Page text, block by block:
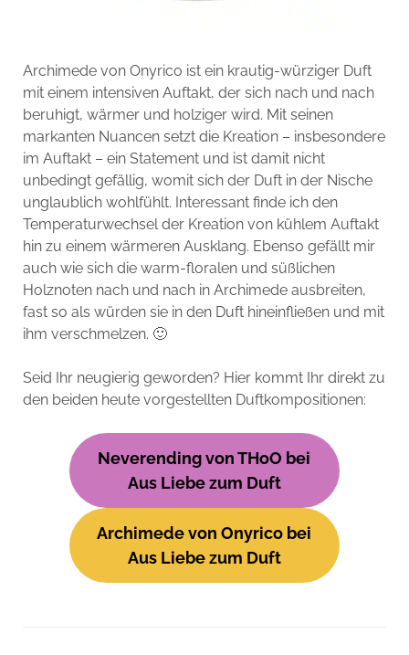
Archimede von Onyrico ist ein krautig-würziger Duft
mit einem intensiven Auftakt, der sich nach und nach
beruhigt, wärmer und holziger wird. Mit seinen
markanten Nuancen setzt die Kreation – insbesondere
im Auftakt – ein Statement und ist damit nicht
unbedingt gefällig, womit sich der Duft in der Nische
unglaublich wohlfühlt. Interessant finde ich den
Temperaturwechsel der Kreation von kühlem Auftakt
hin zu einem wärmeren Ausklang. Ebenso gefällt mir
auch wie sich die warm-floralen und süßlichen
Holznoten nach und nach in Archimede ausbreiten,
fast so als würden sie in den Duft hineinfließen und mit
ihm verschmelzen. 🙂
Seid Ihr neugierig geworden? Hier kommt Ihr direkt zu
den beiden heute vorgestellten Duftkompositionen:
Neverending von THoO bei
Aus Liebe zum Duft
Archimede von Onyrico bei
Aus Liebe zum Duft